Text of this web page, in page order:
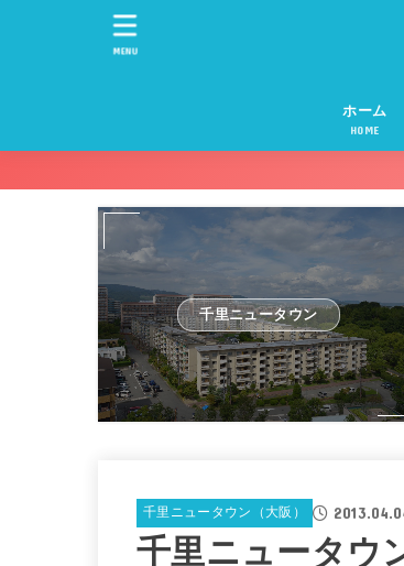
ホーム
HOME
MENU
千里ニュータウン
千里ニュータウン（大阪）
千里ニュータウ